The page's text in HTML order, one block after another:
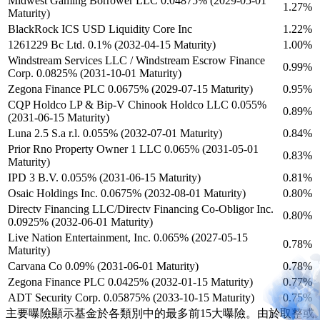
Maturity)
1.27%
BlackRock ICS USD Liquidity Core Inc
1.22%
1261229 Bc Ltd. 0.1% (2032-04-15 Maturity)
1.00%
Windstream Services LLC / Windstream Escrow Finance
Corp. 0.0825% (2031-10-01 Maturity)
0.99%
Zegona Finance PLC 0.0675% (2029-07-15 Maturity)
0.95%
CQP Holdco LP & Bip-V Chinook Holdco LLC 0.055%
(2031-06-15 Maturity)
0.89%
Luna 2.5 S.a r.l. 0.055% (2032-07-01 Maturity)
0.84%
Prior Rno Property Owner 1 LLC 0.065% (2031-05-01
Maturity)
0.83%
IPD 3 B.V. 0.055% (2031-06-15 Maturity)
0.81%
Osaic Holdings Inc. 0.0675% (2032-08-01 Maturity)
0.80%
Directv Financing LLC/Directv Financing Co-Obligor Inc.
0.0925% (2032-06-01 Maturity)
0.80%
Live Nation Entertainment, Inc. 0.065% (2027-05-15
Maturity)
0.78%
Carvana Co 0.09% (2031-06-01 Maturity)
0.78%
Zegona Finance PLC 0.0425% (2032-01-15 Maturity)
0.77%
ADT Security Corp. 0.05875% (2033-10-15 Maturity)
0.75%
主要曝險顯示基金於各類別中的最多前15大曝險。由於取整或